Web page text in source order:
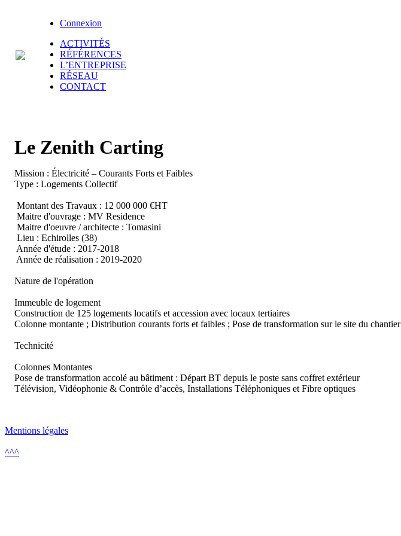
Connexion
ACTIVITÉS
RÉFÉRENCES
L’ENTREPRISE
RÉSEAU
CONTACT
Le Zenith Carting
Mission : Électricité – Courants Forts et Faibles
Type : Logements Collectif
Montant des Travaux : 12 000 000 €HT
Maitre d'ouvrage : MV Residence
Maitre d'oeuvre / architecte : Tomasini
Lieu : Echirolles (38)
Année d'étude : 2017-2018
Année de réalisation : 2019-2020
Nature de l'opération
Immeuble de logement
Construction de 125 logements locatifs et accession avec locaux tertiaires
Colonne montante ; Distribution courants forts et faibles ; Pose de transformation sur le site du chantier
Technicité
Colonnes Montantes
Pose de transformation accolé au bâtiment : Départ BT depuis le poste sans coffret extérieur
Télévision, Vidéophonie & Contrôle d’accès, Installations Téléphoniques et Fibre optiques
Mentions légales
^^^